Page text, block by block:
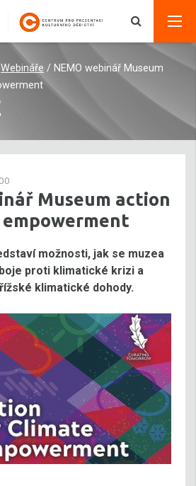
Webináře / NEMO webinář Museum
Museum action
možnosti, jak se muzea
proti klimatické krizi a
klimatické dohody.